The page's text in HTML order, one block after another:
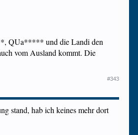
QUa***** und die Landi den
vom Ausland kommt. Die
#343
stand, hab ich keines mehr dort